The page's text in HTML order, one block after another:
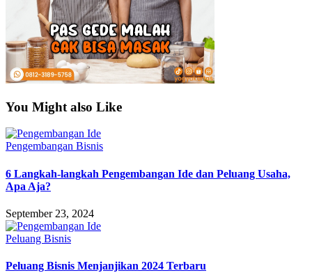
You Might also Like
Pengembangan Bisnis
6 Langkah-langkah Pengembangan Ide dan Peluang Usaha,
Apa Aja?
September 23, 2024
Peluang Bisnis
Peluang Bisnis Menjanjikan 2024 Terbaru